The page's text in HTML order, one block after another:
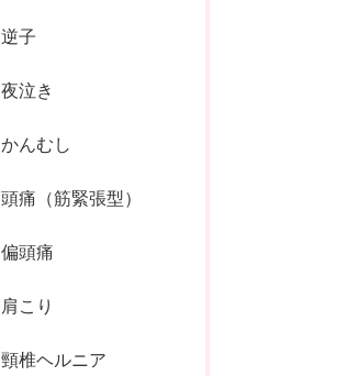
逆子
夜泣き
かんむし
頭痛（筋緊張型）
偏頭痛
肩こり
頸椎ヘルニア